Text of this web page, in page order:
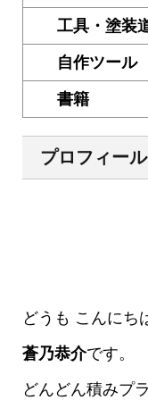
工具・塗装
自作ツール
書籍
プロフィール
どうも こんにち
蒼乃恭介です。
どんどん積みプ